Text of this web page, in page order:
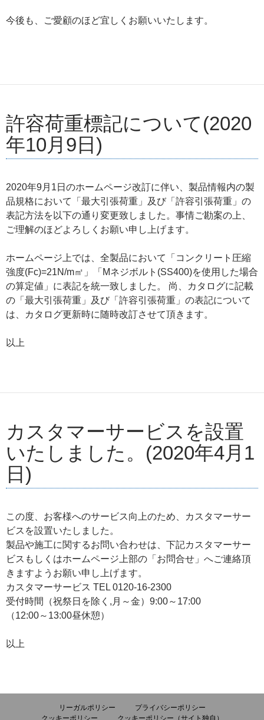
今後も、ご愛顧のほど宜しくお願いいたします。
許容荷重標記について(2020
年10月9日)
2020年9月1日のホームページ改訂に伴い、製品情報内の製
品規格において「最大引張荷重」及び「許容引張荷重」の
表記方法を以下の通り変更致しました。事情ご勘案の上、
ご理解のほどよろしくお願い申し上げます。
ホームページ上では、全製品において「コンクリート圧縮
強度(Fc)=21N/m㎡」「Mネジボルト(SS400)を使用した場合
の算定値」に表記を統一致しました。 尚、カタログに記載
の「最大引張荷重」及び「許容引張荷重」の表記について
は、カタログ更新時に随時改訂させて頂きます。
以上
カスタマーサービスを設置
いたしました。(2020年4月1
日)
この度、お客様へのサービス向上のため、カスタマーサー
ビスを設置いたしました。
製品や施工に関するお問い合わせは、下記カスタマーサー
ビスもしくはホームページ上部の「お問合せ」へご連絡頂
きますようお願い申し上げます。
カスタマーサービス TEL 0120-16-2300
受付時間（祝祭日を除く,月～金）9:00～17:00
（12:00～13:00昼休憩）
以上
リーガルポリシー
プライバシーポリシー
クッキーポリシー
クッキーポリシー（サイト独自）